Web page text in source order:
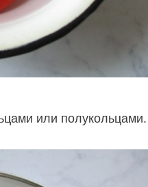
или полукольцами.